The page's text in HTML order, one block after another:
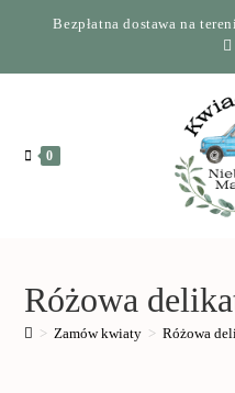
Bezpłatna dostawa na
0
Różowa
> Zamów kwiaty > Różowa